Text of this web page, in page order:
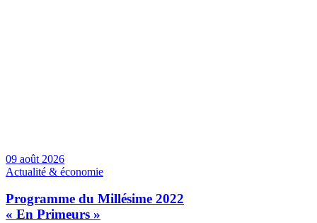
09 août 2026
Actualité & économie
Programme du Millésime 2022
« En Primeurs »